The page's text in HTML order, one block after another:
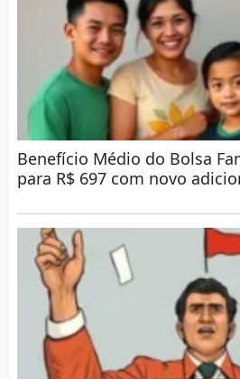
Benefício Médio do Bolsa
para R$ 697 com novo